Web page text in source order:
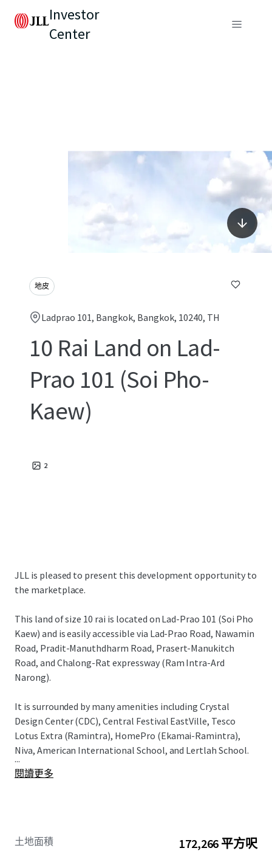
Investor
Center
地皮
Ladprao 101, Bangkok, Bangkok, 10240, TH
10 Rai Land on Lad-
Prao 101 (Soi Pho-
Kaew)
2
JLL is pleased to present this development opportunity to
the marketplace.
This land of size 10 rai is located on Lad-Prao 101 (Soi Pho
Kaew) and is easily accessible via Lad-Prao Road, Nawamin
Road, Pradit-Manuthdharm Road, Prasert-Manukitch
Road, and Chalong-Rat expressway (Ram Intra-Ard
Narong).
It is surrounded by many amenities including Crystal
Design Center (CDC), Central Festival EastVille, Tesco
Lotus Extra (Ramintra), HomePro (Ekamai-Ramintra),
Niva, American International School, and Lertlah School.
...
閱讀更多
土地面積 172,266 平方呎